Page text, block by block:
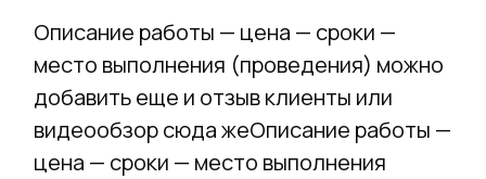
Описание работы — цена — сроки —
место выполнения (проведения) можно
добавить еще и отзыв клиенты или
видеообзор сюда жеОписание работы —
цена — сроки — место выполнения